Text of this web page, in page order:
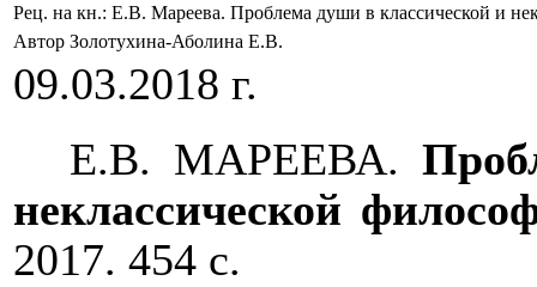
Рец. на кн.: Е.В. Мареева. Проблема души в классической и
Автор Золотухина-Аболина Е.В.
09.03.2018 г.
Е.В. МАРЕЕВА.
неклассической
2017. 454 с.